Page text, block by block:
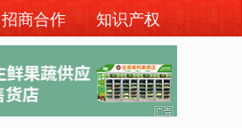
招商合作 知识产权